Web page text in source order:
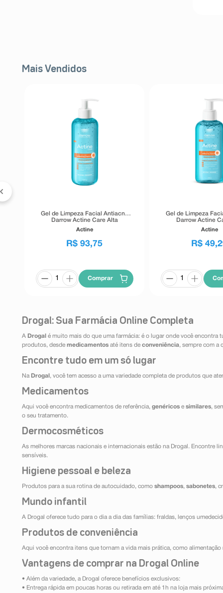
Mais Vendidos
Gel de Limpeza Facial Antiacne
Darrow Actine Care Alta
Tolerância 400g
Actine
R$ 93,75
Comprar
Gel de Limpeza
Darrow Actine
Tolerância
Actine
R$ 49,
Drogal: Sua Farmácia Online Completa
A Drogal é muito mais do que uma farmácia: é o lugar onde você encontra
produtos, desde medicamentos até itens de conveniência, sempre com a
Encontre tudo em um só lugar
Na Drogal , você tem acesso a uma variedade completa de produtos que
Medicamentos
Aqui você encontra medicamentos de referência, genéricos e similares,
o seu tratamento.
Dermocosméticos
As melhores marcas nacionais e internacionais estão na Drogal. Encontre
sensíveis.
Higiene pessoal e beleza
Produtos para a sua rotina de autocuidado, como shampoos, sabonetes,
Mundo infantil
A Drogal oferece tudo para o dia a dia das famílias: fraldas, lenços
Produtos de conveniência
Aqui você encontra itens que tornam a vida mais prática, como
Vantagens de comprar na Drogal Online
• Além da variedade, a Drogal oferece benefícios exclusivos:
• Entrega rápida em poucas horas ou retirada em até 1h na loja mais